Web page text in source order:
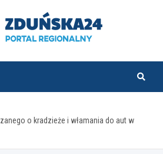
o kradzieże i włamania do aut w